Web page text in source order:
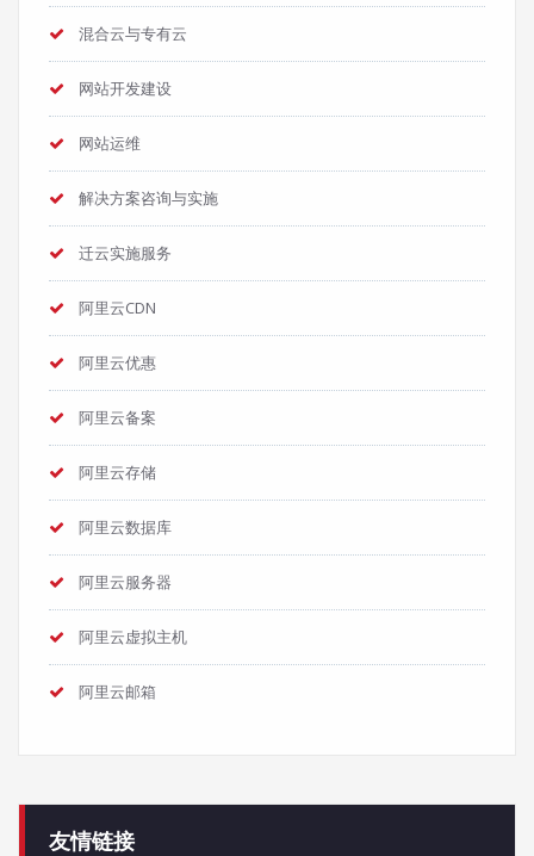
混合云与专有云
网站开发建设
网站运维
解决方案咨询与实施
迁云实施服务
阿里云CDN
阿里云优惠
阿里云备案
阿里云存储
阿里云数据库
阿里云服务器
阿里云虚拟主机
阿里云邮箱
友情链接